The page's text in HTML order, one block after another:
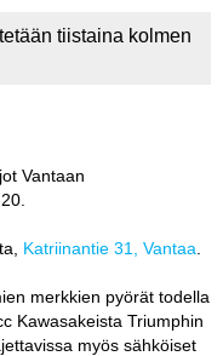
tiistaina kolmen
Vantaan
Katriinantie 31, Vantaa
merkkien pyörät todella
Kawasakeista Triumphin
myös sähköiset